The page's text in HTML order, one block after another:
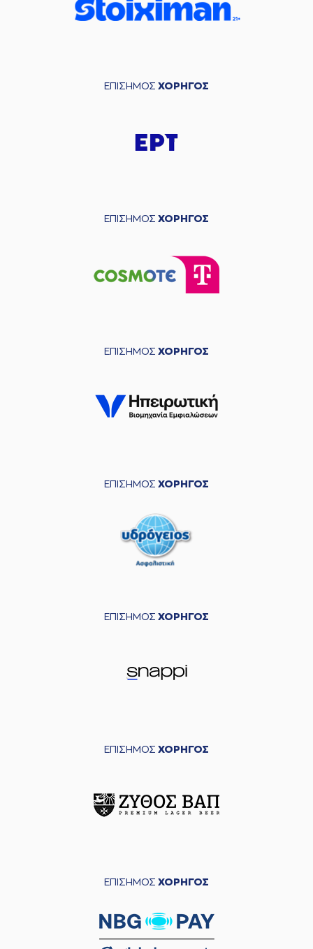
ΕΠΙΣΗΜΟΣ ΧΟΡΗΓΟΣ
ΕΠΙΣΗΜΟΣ ΧΟΡΗΓΟΣ
ΕΠΙΣΗΜΟΣ ΧΟΡΗΓΟΣ
ΕΠΙΣΗΜΟΣ ΧΟΡΗΓΟΣ
ΕΠΙΣΗΜΟΣ ΧΟΡΗΓΟΣ
ΕΠΙΣΗΜΟΣ ΧΟΡΗΓΟΣ
ΕΠΙΣΗΜΟΣ ΧΟΡΗΓΟΣ